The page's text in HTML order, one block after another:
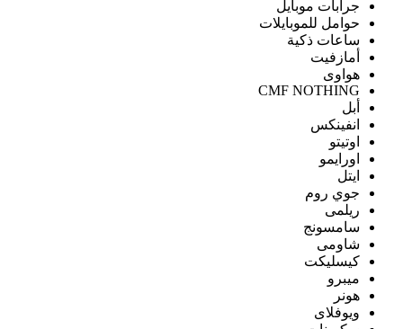
جرابات موبايل
حوامل للموبايلات
ساعات ذكية
أمازفيت
هواوى
CMF NOTHING
أبل
انفينكس
اوتيتو
اورايمو
ايتل
جوي روم
ريلمى
سامسونج
شاومى
كيسليكت
ميبرو
هونر
ويوفلاى